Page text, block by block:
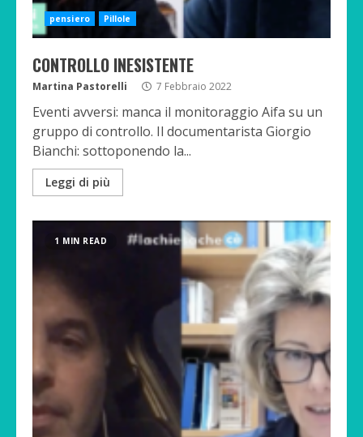
pensiero Pillole
CONTROLLO INESISTENTE
Martina Pastorelli 7 Febbraio 2022
Eventi avversi: manca il monitoraggio Aifa su un
gruppo di controllo. Il documentarista Giorgio
Bianchi: sottoponendo la...
Leggi di più
1 MIN READ